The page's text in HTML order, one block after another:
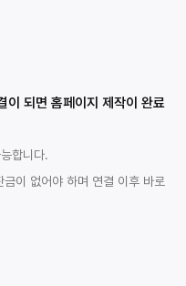
이 되면 홈페이지 제작이 완료
합니다.
이 없어야 하며 연결 이후 바로